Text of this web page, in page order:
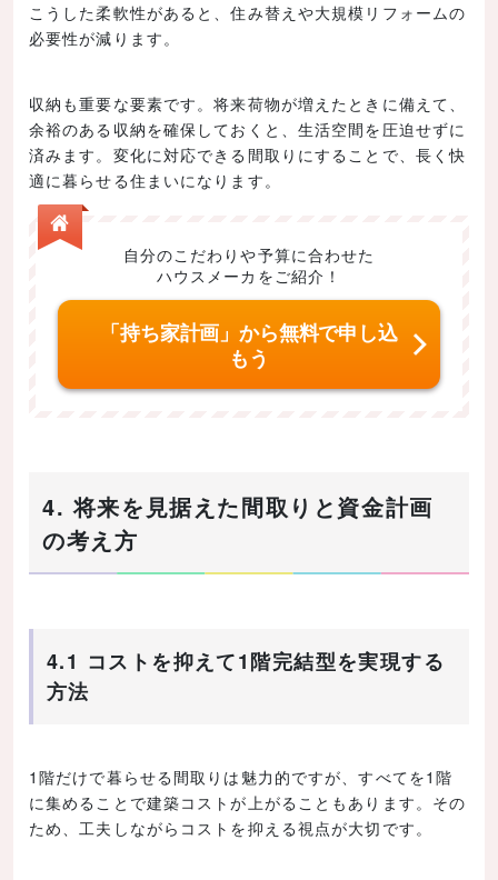
こうした柔軟性があると、住み替えや大規模リフォームの
必要性が減ります。
収納も重要な要素です。将来荷物が増えたときに備えて、
余裕のある収納を確保しておくと、生活空間を圧迫せずに
済みます。変化に対応できる間取りにすることで、長く快
適に暮らせる住まいになります。
自分のこだわりや予算に合わせた
ハウスメーカをご紹介！
「持ち家計画」から無料で申し込
もう
4. 将来を見据えた間取りと資金計画
の考え方
4.1 コストを抑えて1階完結型を実現する
方法
1階だけで暮らせる間取りは魅力的ですが、すべてを1階
に集めることで建築コストが上がることもあります。その
ため、工夫しながらコストを抑える視点が大切です。